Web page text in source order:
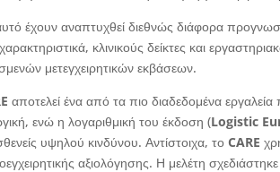
έχουν αναπτυχθεί διεθνώς διάφορα
κλινικούς δείκτες και
μετεγχειρητικών εκβάσεων.
αποτελεί ένα από τα πιο διαδεδομένα
ενώ η λογαριθμική του έκδοση (Logistic
υψηλού κινδύνου. Αντίστοιχα, τοCARE
αξιολόγησης. Η μελέτη